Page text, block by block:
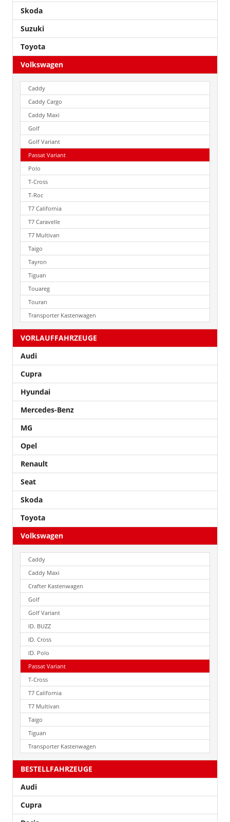
Skoda
Suzuki
Toyota
Volkswagen
Caddy
Caddy Cargo
Caddy Maxi
Golf
Golf Variant
Passat Variant
Polo
T-Cross
T-Roc
T7 California
T7 Caravelle
T7 Multivan
Taigo
Tayron
Tiguan
Touareg
Touran
Transporter Kastenwagen
VORLAUFFAHRZEUGE
Audi
Cupra
Hyundai
Mercedes-Benz
MG
Opel
Renault
Seat
Skoda
Toyota
Volkswagen
Caddy
Caddy Maxi
Crafter Kastenwagen
Golf
Golf Variant
ID. BUZZ
ID. Cross
ID. Polo
Passat Variant
T-Cross
T7 California
T7 Multivan
Taigo
Tiguan
Transporter Kastenwagen
BESTELLFAHRZEUGE
Audi
Cupra